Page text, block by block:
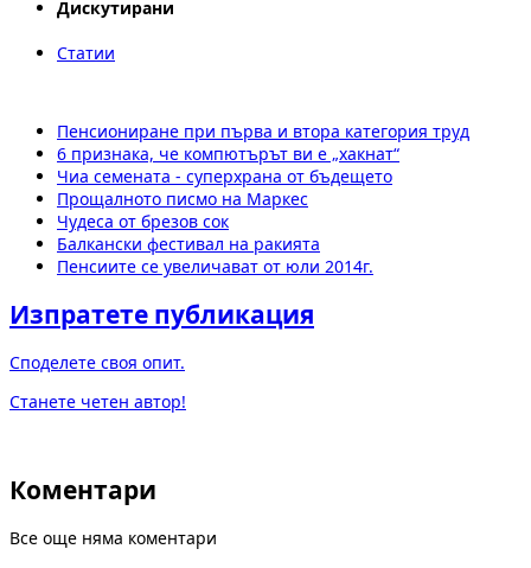
Дискутирани
Статии
Пенсиониране при първа и втора категория труд
6 признака, че компютърът ви е „хакнат“
Чиа семената - суперхрана от бъдещето
Прощалното писмо на Маркес
Чудеса от брезов сок
Балкански фестивал на ракията
Пенсиите се увеличават от юли 2014г.
Изпратете публикация
Споделете своя опит.
Станете четен автор!
Коментари
Все още няма коментари